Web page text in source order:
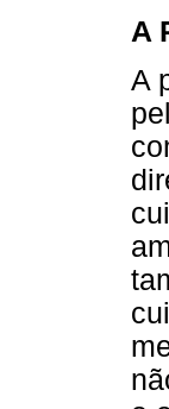
A
A